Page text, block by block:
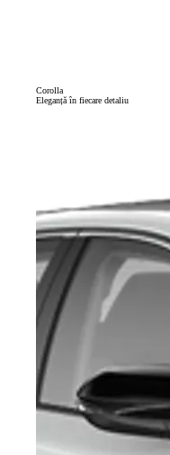
Corolla
Eleganță în fiecare detaliu